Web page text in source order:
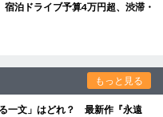
泊ドライブ予算4万円超、渋滞・
もっと見る
一文」はどれ？ 最新作『永遠